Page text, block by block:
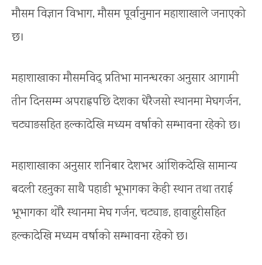
मौसम विज्ञान विभाग, मौसम पूर्वानुमान महाशाखाले जनाएको
छ।
महाशाखाका मौसमविद् प्रतिभा मानन्धरका अनुसार आगामी
तीन दिनसम्म अपराह्नपछि देशका धेरैजसो स्थानमा मेघगर्जन,
चट्याङसहित हल्कादेखि मध्यम वर्षाको सम्भावना रहेको छ।
महाशाखाका अनुसार शनिबार देशभर आंशिकदेखि सामान्य
बदली रहनुका साथै पहाडी भूभागका केही स्थान तथा तराई
भूभागका थोरै स्थानमा मेघ गर्जन, चट्याङ, हावाहुरीसहित
हल्कादेखि मध्यम वर्षाको सम्भावना रहेको छ।